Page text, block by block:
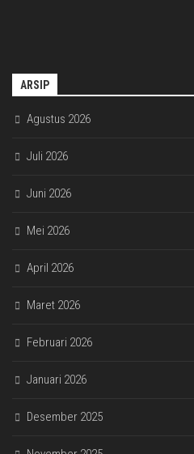
ARSIP
Agustus 2026
Juli 2026
Juni 2026
Mei 2026
April 2026
Maret 2026
Februari 2026
Januari 2026
Desember 2025